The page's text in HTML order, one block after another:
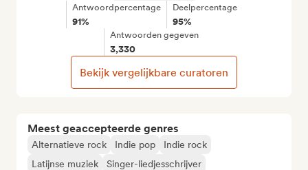
Meest geaccepteerde genres
Alternatieve rock Indie pop
Indie rock
Latijnse muziek
Singer-liedjesschrijver
Antwoordpercentage
91%
Deelpercentage
95%
Antwoorden gegeven
3,330
Bekijk vergelijkbare curatoren